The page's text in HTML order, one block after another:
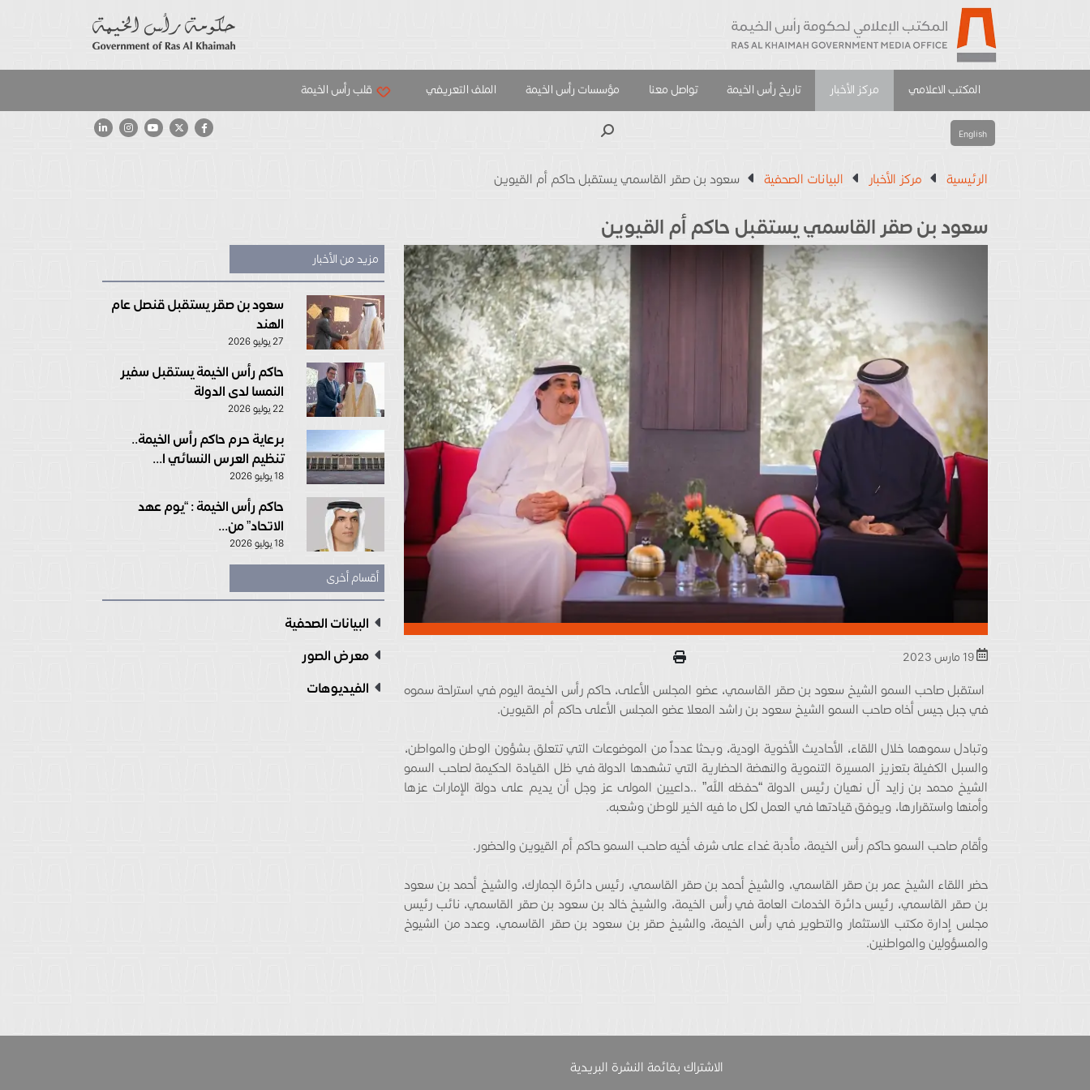
المكتب الاعلامي مركز الأخبار تاريخ رأس الخيمة تواصل معنا مؤسسات رأس الخيمة الملف التعريفي قلب رأس الخيمة
English
الرئيسية مركز الأخبار البيانات الصحفية سعود بن صقر القاسمي يستقبل حاكم أم القيوين
سعود بن صقر القاسمي يستقبل حاكم أم القيوين
استقبل صاحب السمو الشيخ سعود بن صقر القاسمي، عضو المجلس الأعلى، حاكم رأس الخيمة اليوم في استراحة سموه
في جبل جيس أخاه صاحب السمو الشيخ سعود بن راشد المعلا عضو المجلس الأعلى حاكم أم القيوين.
وتبادل سموهما خلال اللقاء، الأحاديث الأخوية الودية، وبحثا عدداً من الموضوعات التي تتعلق بشؤون الوطن والمواطن،
والسبل الكفيلة بتعزيز المسيرة التنموية والنهضة الحضارية التي تشهدها الدولة في ظل القيادة الحكيمة لصاحب السمو
الشيخ محمد بن زايد آل نهيان رئيس الدولة “حفظه الله” ..داعيين المولى عز وجل أن يديم على دولة الإمارات عزها
وأمنها واستقرارها، ويوفق قيادتها في العمل لكل ما فيه الخير للوطن وشعبه.
وأقام صاحب السمو حاكم رأس الخيمة، مأدبة غداء على شرف أخيه صاحب السمو حاكم أم القيوين والحضور.
حضر اللقاء الشيخ عمر بن صقر القاسمي، والشيخ أحمد بن صقر القاسمي، رئيس دائرة الجمارك، والشيخ أحمد بن سعود
بن صقر القاسمي، رئيس دائرة الخدمات العامة في رأس الخيمة، والشيخ خالد بن سعود بن صقر القاسمي، نائب رئيس
مجلس إدارة مكتب الاستثمار والتطوير في رأس الخيمة، والشيخ صقر بن سعود بن صقر القاسمي، وعدد من الشيوخ
والمسؤولين والمواطنين.
مزيد من الأخبار
سعود بن صقر يستقبل قنصل عام
الهند
27 يوليو 2026
حاكم رأس الخيمة يستقبل سفير
النمسا لدى الدولة
22 يوليو 2026
برعاية حرم حاكم رأس الخيمة..
تنظيم العرس النسائي ا...
18 يوليو 2026
حاكم رأس الخيمة : “يوم عهد
الاتحاد” من...
18 يوليو 2026
أقسام أخرى
البيانات الصحفية
معرض الصور
الفيديوهات
الاشتراك بقائمة النشرة البريدية